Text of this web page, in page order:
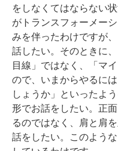
をしなくてはならない
がトランスフォーメー
みを伴ったわけですが
話したい。そのときに
目線」ではなく、「マ
ので、いまからやるに
しょうか」といったよ
形でお話をしたい。正
るのではなく、肩と肩
話をしたい。このよう